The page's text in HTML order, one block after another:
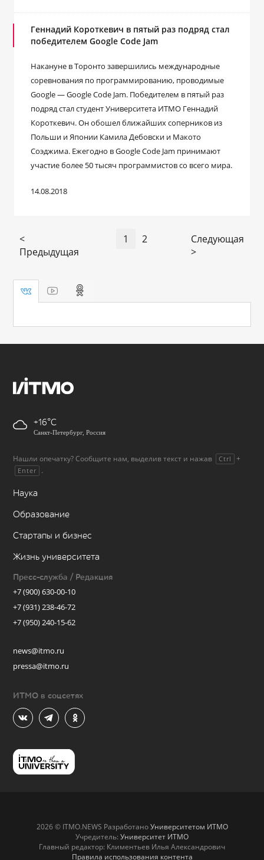
Геннадий Короткевич в пятый раз подряд стал
победителем Google Code Jam
Накануне в Торонто завершились международные
соревнования по программированию, проводимые
Google — Google Code Jam. Победителем в пятый раз
подряд стал студент Университета ИТМО Геннадий
Короткевич. Он обошел ближайших соперников из
Польши и Японии Камила Дебовски и Макото
Соэджима. Ежегодно в Google Code Jam принимают
участие более 50 тысяч программистов со всего мира.
14.08.2018
<
Предыдущая
1 2
Следующая
>
+16
Санкт-Петербург, Россия
Нашли опечатку? Сообщите нам, выделив текст и нажав Ctrl +
Enter .
Наука
Образование
Стартапы и бизнес
Жизнь университета
Пресс-служба / Редакция
+7 (900) 630-00-10
+7 (931) 238-46-72
+7 (950) 240-15-62
news@itmo.ru
pressa@itmo.ru
ИТМО в соцсетях
2026 © ITMO.NEWS РазработаноУниверситетом ИТМО
Учредитель: Университет ИТМО
Главный редактор: Климентьев Илья Александрович
Правила использования контента